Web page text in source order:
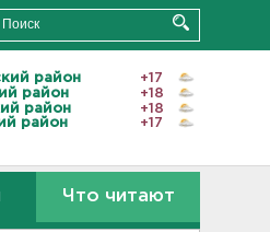
район
+17
район
+18
район
+18
район
+17
Что читают